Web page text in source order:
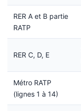
RER A et B partie
RATP
RER C, D, E
Métro RATP
(lignes 1 à 14)